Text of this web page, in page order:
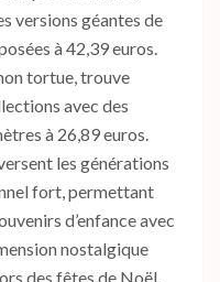
versions géantes de
à 42,39 euros.
tortue, trouve
avec des
à 26,89 euros.
les générations
fort, permettant
d’enfance avec
nostalgique
des fêtes de Noël,